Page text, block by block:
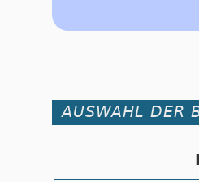
AUSWAHL DER